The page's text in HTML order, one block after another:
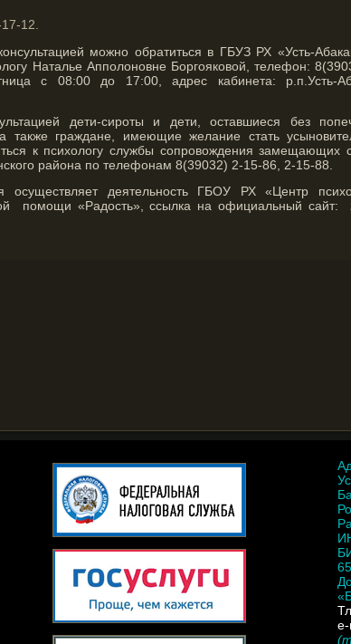
12.
можно обратиться в ГБУЗ РХ «Усть-
Наталье Апполоновне Боргояковой, телефон:
с 08:00 до 17:00, адрес кабинета: р.п.Усть-
дети-сироты и дети, оставшиеся без
также граждане, имеющие желание стать
к психологу службы сопровождения замещающих
района по телефонам 8(39032) 2-15-86, 2-15-88.
деятельность ГБОУ РХ «Центр
помощи «Радость», ссылка на официальный сайт:
e-